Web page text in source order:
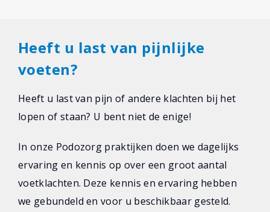
Heeft u last van pijnlijke
voeten?
Heeft u last van pijn of andere klachten bij het
lopen of staan? U bent niet de enige!
In onze Podozorg praktijken doen we dagelijks
ervaring en kennis op over een groot aantal
voetklachten. Deze kennis en ervaring hebben
we gebundeld en voor u beschikbaar gesteld.